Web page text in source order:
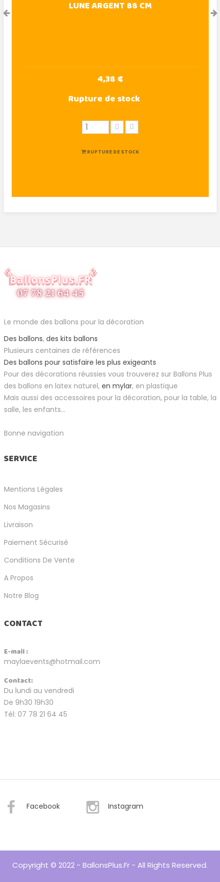
LUNE ARGENT 88 CM
4,38 €
Rupture de stock
RUPTURE DE STOCK
Le monde des ballons pour la décoration
Des ballons, des kits ballons
Plusieurs centaines de références
Des ballons pour satisfaire les plus exigeants
Pour des décorations réussies vous trouverez sur Ballons Plus
des ballons en latex naturel, en mylar, en plastique
Mais aussi des accessoires pour la décoration, pour la table, la
salle, les enfants...
Bonne navigation
SERVICE
Mentions Légales
Nos Magasins
Livraison
Paiement Sécurisé
Conditions De Vente
A Propos
Notre Blog
CONTACT
E-mail :
maylaevents@hotmail.com
Contact:
Du lundi au vendredi
De 9h30 19h30
Tél: 07 78 21 64 45
Facebook Instagram
Copyright © 2022 - BallonsPlus.fr - All Rights Reserved.